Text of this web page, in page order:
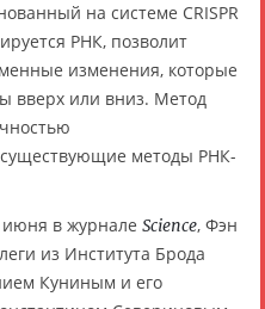
на системе CRISPR
РНК, позволит
изменения, которые
вверх или вниз. Метод
методы РНК-
июня в журнале Science, Фэн
из Института Брода
Куниным и его